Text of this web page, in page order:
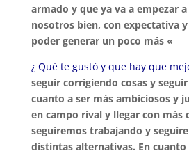
armado y que ya va a empezar
nosotros bien, con expectativa
poder generar un poco más «
¿ Qué te gustó y que hay que
seguir corrigiendo cosas y
cuanto a ser más ambiciosos y
en campo rival y llegar con más
seguiremos trabajando y
distintas alternativas. En